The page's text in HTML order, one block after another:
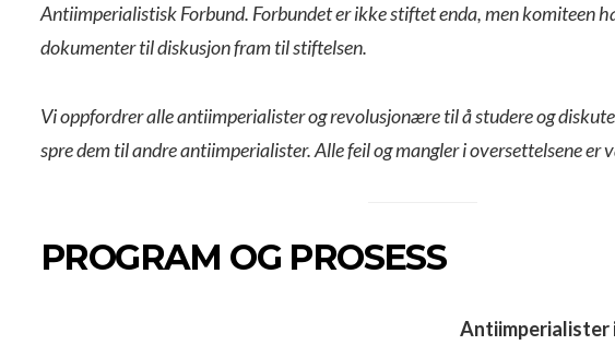
Antiimperialistisk Forbund. Forbundet er ikke stiftet enda, men komiteen
dokumenter til diskusjon fram til stiftelsen.
Vi oppfordrer alle antiimperialister og revolusjonære til å studere og
spre dem til andre antiimperialister. Alle feil og mangler i oversettelsene er
PROGRAM OG PROSESS
Antiimperialister